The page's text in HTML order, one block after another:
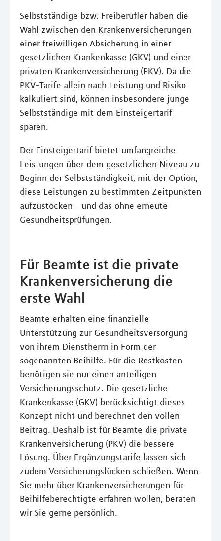
Selbstständige bzw. Freiberufler haben die
Wahl zwischen den Krankenversicherungen
einer freiwilligen Absicherung in einer
gesetzlichen Krankenkasse (GKV) und einer
privaten Krankenversicherung (PKV). Da die
PKV-Tarife allein nach Leistung und Risiko
kalkuliert sind, können insbesondere junge
Selbstständige mit dem Einsteigertarif
sparen.
Der Einsteigertarif bietet umfangreiche
Leistungen über dem gesetzlichen Niveau zu
Beginn der Selbstständigkeit, mit der Option,
diese Leistungen zu bestimmten Zeitpunkten
aufzustocken - und das ohne erneute
Gesundheitsprüfungen.
Für Beamte ist die private
Krankenversicherung die
erste Wahl
Beamte erhalten eine finanzielle
Unterstützung zur Gesundheitsversorgung
von ihrem Dienstherrn in Form der
sogenannten Beihilfe. Für die Restkosten
benötigen sie nur einen anteiligen
Versicherungsschutz. Die gesetzliche
Krankenkasse (GKV) berücksichtigt dieses
Konzept nicht und berechnet den vollen
Beitrag. Deshalb ist für Beamte die private
Krankenversicherung (PKV) die bessere
Lösung. Über Ergänzungstarife lassen sich
zudem Versicherungslücken schließen. Wenn
Sie mehr über Krankenversicherungen für
Beihilfeberechtigte erfahren wollen, beraten
wir Sie gerne persönlich.